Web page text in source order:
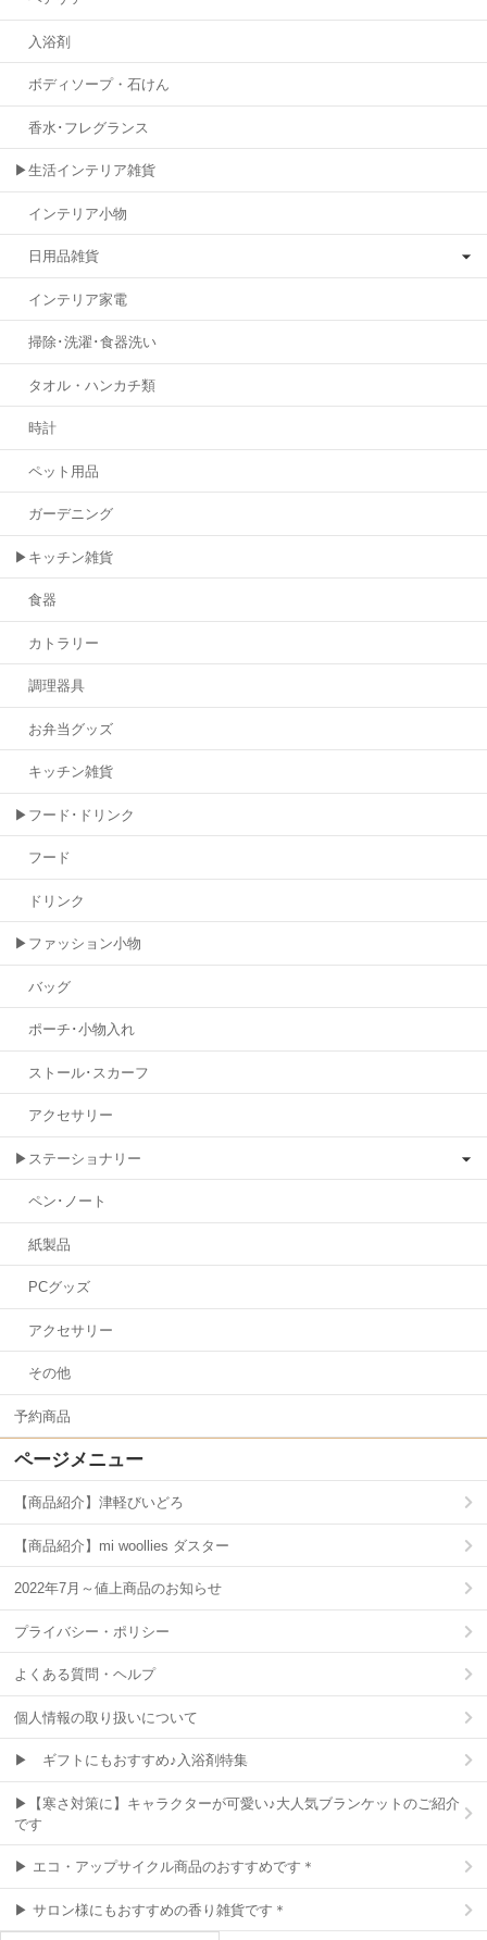
入浴剤
ボディソープ・石けん
香水･フレグランス
▶生活インテリア雑貨
インテリア小物
日用品雑貨
インテリア家電
掃除･洗濯･食器洗い
タオル・ハンカチ類
時計
ペット用品
ガーデニング
▶キッチン雑貨
食器
カトラリー
調理器具
お弁当グッズ
キッチン雑貨
▶フード･ドリンク
フード
ドリンク
▶ファッション小物
バッグ
ポーチ･小物入れ
ストール･スカーフ
アクセサリー
▶ステーショナリー
ペン･ノート
紙製品
PCグッズ
アクセサリー
その他
予約商品
ページメニュー
【商品紹介】津軽びいどろ
【商品紹介】mi woollies ダスター
2022年7月～値上商品のお知らせ
プライバシー・ポリシー
よくある質問・ヘルプ
個人情報の取り扱いについて
▶ ギフトにもおすすめ♪入浴剤特集
▶【寒さ対策に】キャラクターが可愛い♪大人気ブランケットのご紹介
です
▶ エコ・アップサイクル商品のおすすめです＊
▶ サロン様にもおすすめの香り雑貨です＊